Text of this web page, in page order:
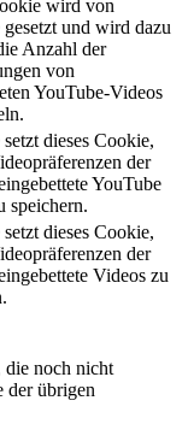
wird von
und wird dazu
Anzahl der
von
YouTube-Videos
dieses Cookie,
der
YouTube
speichern.
dieses Cookie,
der
Videos zu
die noch nicht
der übrigen